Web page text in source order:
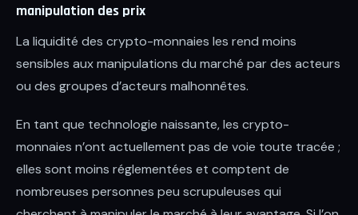
manipulation des prix
La liquidité des crypto-monnaies les rend moins
sensibles aux manipulations du marché par des acteurs
ou des groupes d’acteurs malhonnêtes.
En tant que technologie naissante, les crypto-
monnaies n’ont actuellement pas de voie toute tracée ;
elles sont moins réglementées et comptent de
nombreuses personnes peu scrupuleuses qui